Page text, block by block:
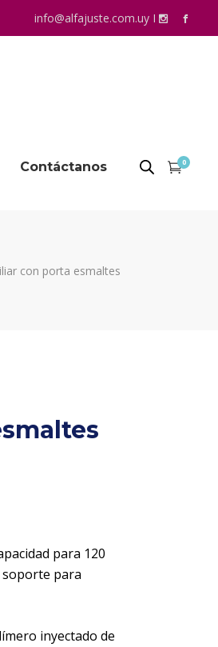
info@alfajuste.com.uy I
Contáctanos 0
con porta esmaltes
para 120
soporte para
inyectado de